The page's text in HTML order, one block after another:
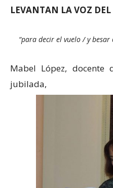
LEVANTAN LA VOZ
“para decir el vuelo / y
Mabel López,
jubilada,